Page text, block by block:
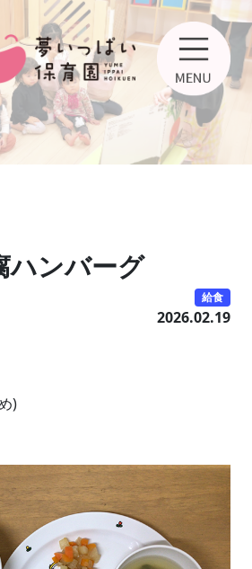
ハンバーグ
給食
2026.02.19
)